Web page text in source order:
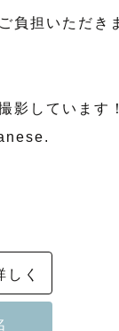
負担いただき
影しています！
です☺
影など、様々
お届けします！
く